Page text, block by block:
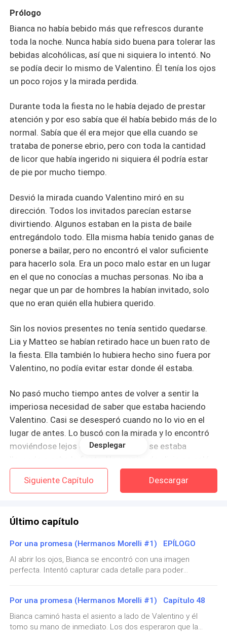
Prólogo
Bianca no había bebido más que refrescos durante
toda la noche. Nunca había sido buena para tolerar las
bebidas alcohólicas, así que ni siquiera lo intentó. No
se podía decir lo mismo de Valentino. Él tenía los ojos
un poco rojos y la mirada perdida.
Durante toda la fiesta no le había dejado de prestar
atención y por eso sabía que él había bebido más de lo
normal. Sabía que él era mejor que ella cuando se
trataba de ponerse ebrio, pero con toda la cantidad
de licor que había ingerido ni siquiera él podría estar
de pie por mucho tiempo.
Desvió la mirada cuando Valentino miró en su
dirección. Todos los invitados parecían estarse
divirtiendo. Algunos estaban en la pista de baile
entregándolo todo. Ella misma había tenido ganas de
ponerse a bailar, pero no encontró el valor suficiente
para hacerlo sola. Era un poco malo estar en un lugar
en el que no conocías a muchas personas. No iba a
negar que un par de hombres la habían invitado, solo
que no eran quién ella hubiera querido.
Sin los novios presentes no tenía sentido quedarse.
Lia y Matteo se habían retirado hace un buen rato de
la fiesta. Ella también lo hubiera hecho sino fuera por
Valentino, no podía evitar estar donde él estaba.
No pasó mucho tiempo antes de volver a sentir la
imperiosa necesidad de saber que estaba haciendo
Valentino. Casi se desesperó cuando no lo vio en el
lugar de antes. Lo buscó con la mirada y lo encontró
moviéndose lejos de la carpa donde se estaba
entre sus labios cuando lo vio solo, al parecer se había
desecho de la mujer que había estado colgada de su
atrás lo había visto tener una relación y eso casi la
había destrozado.
—Creo que es hora de irme —dijo Bianca a los que
estaban sentados con ella. No había conocido a
asegurado de dejarla bien acompañada antes de
marcharse con su esposo—. Estoy cansada.
Desplegar
Siguiente Capítulo Descargar
Último capítulo
Por una promesa (Hermanos Morelli #1) EPÍLOGO
Al abrir los ojos, Bianca se encontró con una imagen
perfecta. Intentó capturar cada detalle para poder
descansaba su hijo, él lo miraba con tanto amor y devoción.
Una sonrisa enorme adornaba su rostro. Bianca también
sonrió al recordar las últimas veinticuatro horas. Todo había
sido una locura. Primero había roto fuente a media noche,
Por una promesa (Hermanos Morelli #1) Capítulo 48
Bianca caminó hasta el asiento a lado de Valentino y él
tomo su mano de inmediato. Los dos esperaron que la